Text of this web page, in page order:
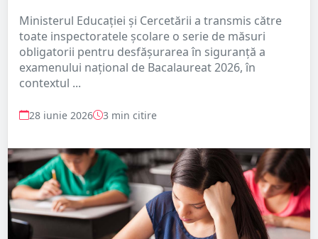
Ministerul Educației și Cercetării a transmis către
toate inspectoratele școlare o serie de măsuri
obligatorii pentru desfășurarea în siguranță a
examenului național de Bacalaureat 2026, în
contextul ...
28 iunie 2026 3 min citire